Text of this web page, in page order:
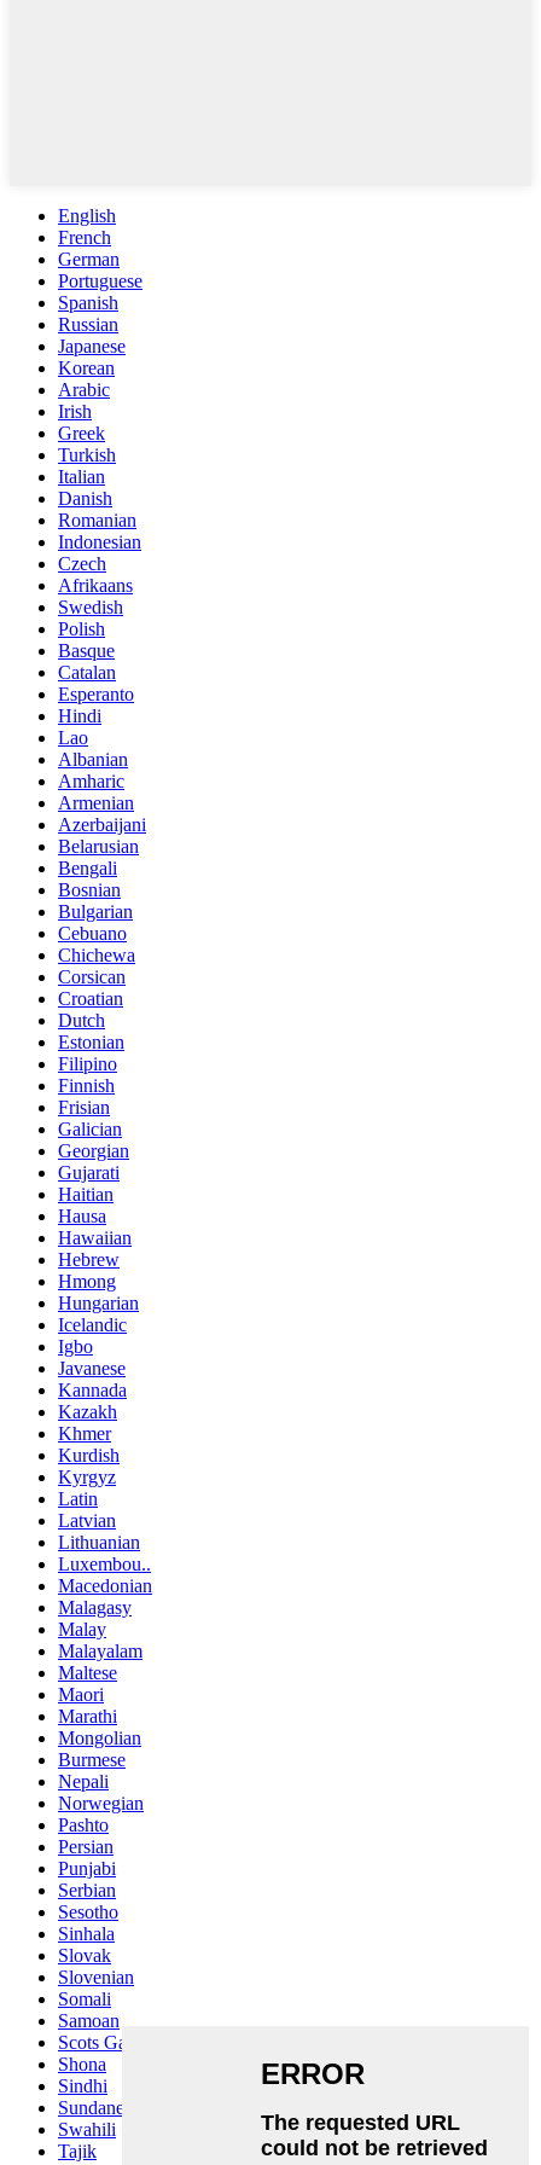
English
French
German
Portuguese
Spanish
Russian
Japanese
Korean
Arabic
Irish
Greek
Turkish
Italian
Danish
Romanian
Indonesian
Czech
Afrikaans
Swedish
Polish
Basque
Catalan
Esperanto
Hindi
Lao
Albanian
Amharic
Armenian
Azerbaijani
Belarusian
Bengali
Bosnian
Bulgarian
Cebuano
Chichewa
Corsican
Croatian
Dutch
Estonian
Filipino
Finnish
Frisian
Galician
Georgian
Gujarati
Haitian
Hausa
Hawaiian
Hebrew
Hmong
Hungarian
Icelandic
Igbo
Javanese
Kannada
Kazakh
Khmer
Kurdish
Kyrgyz
Latin
Latvian
Lithuanian
Luxembou..
Macedonian
Malagasy
Malay
Malayalam
Maltese
Maori
Marathi
Mongolian
Burmese
Nepali
Norwegian
Pashto
Persian
Punjabi
Serbian
Sesotho
Sinhala
Slovak
Slovenian
Somali
Samoan
Scots Gaelic
Shona
Sindhi
Sundanese
Swahili
Tajik